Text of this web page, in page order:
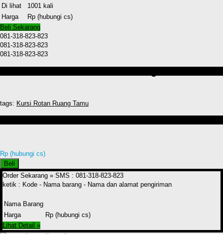
Di lihat
1001 kali
Harga
Rp (hubungi cs)
Beli Sekarang
081-318-823-823
081-318-823-823
081-318-823-823
tags: Kursi Rotan Ruang Tamu
Rp (hubungi cs)
Beli
Order Sekarang » SMS : 081-318-823-823
ketik : Kode - Nama barang - Nama dan alamat pengiriman
Nama Barang
Harga
Rp (hubungi cs)
Lihat Detail »